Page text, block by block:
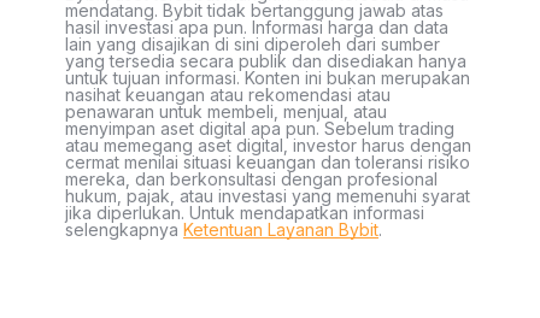
mendatang. Bybit tidak bertanggung jawab atas
hasil investasi apa pun. Informasi harga dan data
lain yang disajikan di sini diperoleh dari sumber
yang tersedia secara publik dan disediakan hanya
untuk tujuan informasi. Konten ini bukan merupakan
nasihat keuangan atau rekomendasi atau
penawaran untuk membeli, menjual, atau
menyimpan aset digital apa pun. Sebelum trading
atau memegang aset digital, investor harus dengan
cermat menilai situasi keuangan dan toleransi risiko
mereka, dan berkonsultasi dengan profesional
hukum, pajak, atau investasi yang memenuhi syarat
jika diperlukan. Untuk mendapatkan informasi
selengkapnya Ketentuan Layanan Bybit.